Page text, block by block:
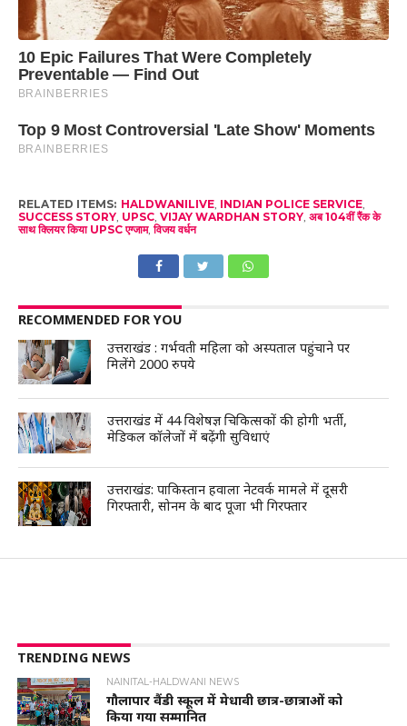
RELATED ITEMS: HALDWANILIVE, INDIAN POLICE SERVICE,
SUCCESS STORY, UPSC, VIJAY WARDHAN STORY, अब 104वीं रैंक के
साथ क्लियर किया UPSC एग्जाम,विजय वर्धन
RECOMMENDED FOR YOU
उत्तराखंड : गर्भवती महिला को अस्पताल पहुंचाने पर
मिलेंगे 2000 रुपये
उत्तराखंड में 44 विशेषज्ञ चिकित्सकों की होगी भर्ती,
मेडिकल कॉलेजों में बढ़ेंगी सुविधाएं
उत्तराखंड: पाकिस्तान हवाला नेटवर्क मामले में दूसरी
गिरफ्तारी, सोनम के बाद पूजा भी गिरफ्तार
TRENDING NEWS
NAINITAL-HALDWANI NEWS
गौलापार वैंडी स्कूल में मेधावी छात्र-छात्राओं को
किया गया सम्मानित